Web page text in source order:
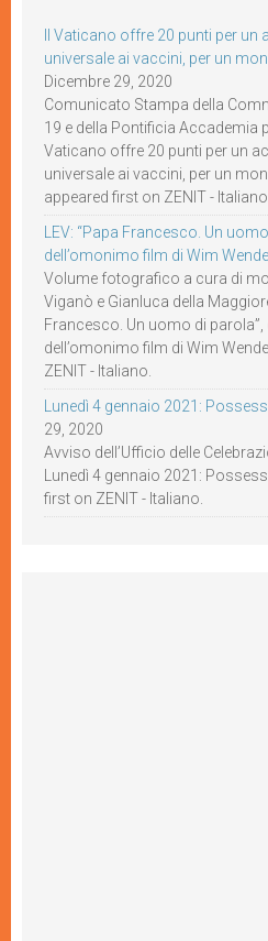
Il Vaticano offre 20 punti per
universale ai vaccini, per un
Dicembre 29, 2020
Comunicato Stampa della
19 e della Pontificia Accademia
Vaticano offre 20 punti per un
universale ai vaccini, per un
appeared first on ZENIT - Italiano.
LEV: “Papa Francesco. Un
dell’omonimo film di Wim
Volume fotografico a cura di
Viganò e Gianluca della
Francesco. Un uomo di parola”,
dell’omonimo film di Wim
ZENIT - Italiano.
Lunedì 4 gennaio 2021:
29, 2020
Avviso dell’Ufficio delle
Lunedì 4 gennaio 2021:
first on ZENIT - Italiano.